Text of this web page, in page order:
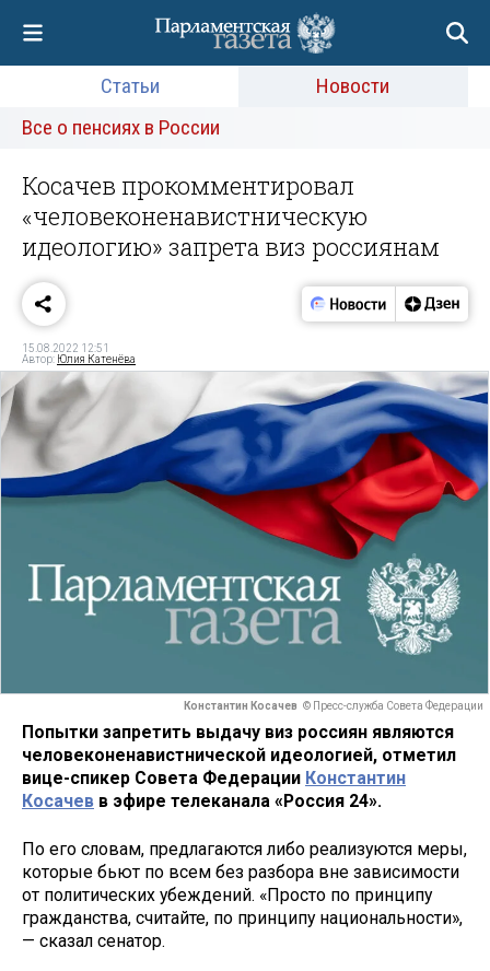
Статьи
Новости
Все о пенсиях в России
Косачев прокомментировал
«человеконенавистническую
идеологию» запрета виз россиянам
15.08.2022 12:51
Автор: Юлия Катенёва
Константин Косачев © Пресс-служба Совета Федерации
Попытки запретить выдачу виз россиян являются
человеконенавистнической идеологией, отметил
вице-спикер Совета Федерации Константин
Косачев в эфире телеканала «Россия 24».
По его словам, предлагаются либо реализуются меры,
которые бьют по всем без разбора вне зависимости
от политических убеждений. «Просто по принципу
гражданства, считайте, по принципу национальности»,
— сказал сенатор.